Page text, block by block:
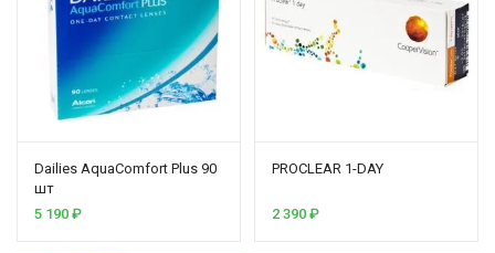
Dailies AquaComfort Plus 90
шт
5 190 ₽
PROCLEAR 1-DAY
2 390 ₽